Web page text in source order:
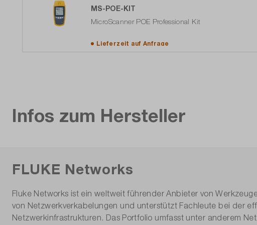
MS-POE-KIT
MicroScanner POE Professional Kit
Lieferzeit auf Anfrage
Infos zum Hersteller
FLUKE Networks
Fluke Networks ist ein weltweit führender Anbieter von
von Netzwerkverkabelungen und unterstützt Fachleute bei der
Netzwerkinfrastrukturen. Das Portfolio umfasst unter anderem